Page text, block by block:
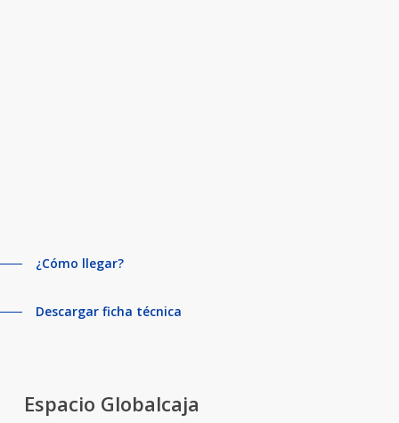
¿Cómo llegar?
Descargar ficha técnica
Espacio Globalcaja